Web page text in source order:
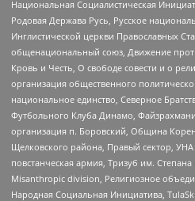
Национальная Социалистическая
Родовая Держава Русь, Русское
Инглистической церкви Православных
общенациональный союз, Движение
Кровь и Честь, О свободе совести и о
организация общественного
национальное единство, Северное
Футбольного Клуба Динамо,
организация п. Боровский, Община
Щелковского района, Правый сектор,
повстанческая армия, Тризуб им.
Misanthropic division, Религиозное
Народная Социальная Инициатива,